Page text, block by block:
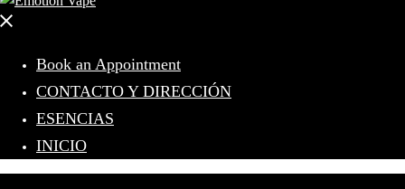
Close
Book an Appointment
CONTACTO Y DIRECCIÓN
ESENCIAS
INICIO